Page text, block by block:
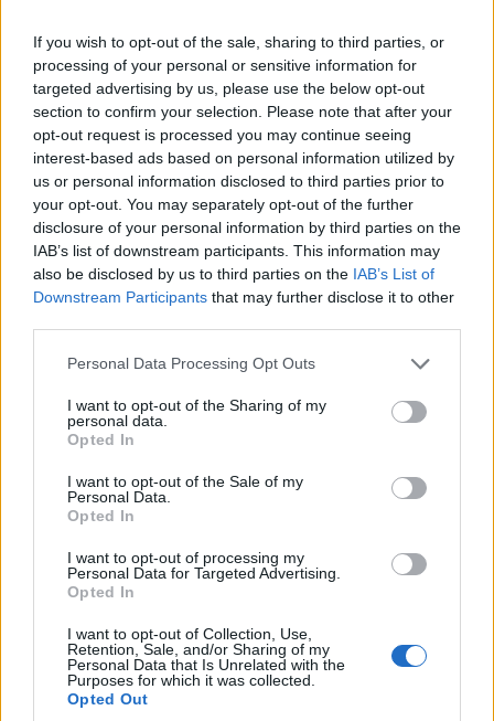
If you wish to opt-out of the sale, sharing to third parties, or
processing of your personal or sensitive information for
targeted advertising by us, please use the below opt-out
section to confirm your selection. Please note that after your
opt-out request is processed you may continue seeing
interest-based ads based on personal information utilized by
us or personal information disclosed to third parties prior to
your opt-out. You may separately opt-out of the further
disclosure of your personal information by third parties on the
IAB’s list of downstream participants. This information may
also be disclosed by us to third parties on the IAB’s List of
Downstream Participants that may further disclose it to other
Please note that this website/app uses one or more Google
not limited to your visit or usage behaviour. You may click to
grant or deny consent to Google and its third-party tags to
use your data for below specified purposes in below Google
consent section.
Personal Data Processing Opt Outs
I want to opt-out of the Sharing of my
personal data.
Opted In
I want to opt-out of the Sale of my
Personal Data.
Opted In
I want to opt-out of processing my
Personal Data for Targeted Advertising.
Opted In
I want to opt-out of Collection, Use,
Retention, Sale, and/or Sharing of my
Personal Data that Is Unrelated with the
Purposes for which it was collected.
Opted Out
γνωρίζουν δίπλα στα σύνορά μας, όπου και
κοιμήθηκαν όλη τη μέρα μες στο δάσος.
Τη νύχτα προχώρησαν συνεχίζοντας την πορεία,
την οποία όμως σταμάτησαν τα
συρματοπλέγματα. Και οι μεν τέσσερις
κατόρθωσαν να περάσουν, οι άλλοι όμως,
πυροβολούμενοι και αγνοώντας ότι πρόκειται
για τα ελληνικά σύνορα, κρύφτηκαν στο δάσος.
συνεχώς μέσα από την εχθρική χώρα, και άλλες
τόσες μέρες κοιμούνταν σε σπήλαια, χαράδρες
και δάση, και σ’ αυτό το χρόνο κάποιοι απ’
άλλους.
Πόσες φορές τον ύπνο τους δεν
τον διέκοψαν τα εχθρικά
το χιόνι δεν κάλυψε τα
κουρασμένα κορμιά τους!